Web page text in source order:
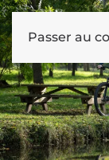
Passer au